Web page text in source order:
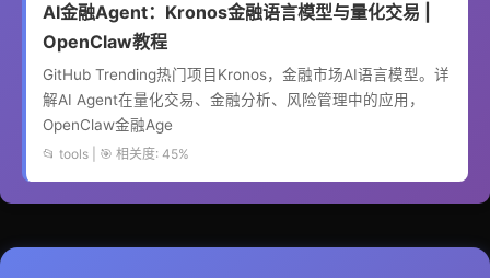
AI金融Agent：Kronos金融语言模型与量化交易 |
OpenClaw教程
GitHub Trending热门项目Kronos，金融市场AI语言模型。详
解AI Agent在量化交易、金融分析、风险管理中的应用，
OpenClaw金融Age
📂 tools | 🎯 相关度: 45%